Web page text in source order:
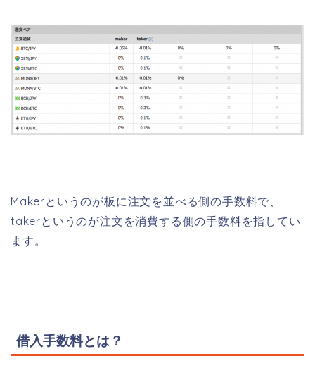
Makerというのが板に注文を並べる側の手数料で、
takerというのが注文を消費する側の手数料を指してい
ます。
借入手数料とは？